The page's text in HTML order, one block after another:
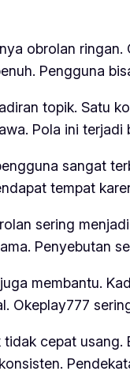
obrolan
Pengguna
topik. Satu
Pola ini
sangat
tempat
sering
Penyebutan
membantu.
Okeplay777
cepat